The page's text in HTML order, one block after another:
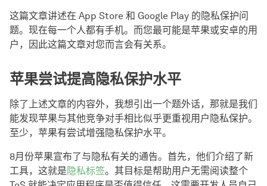
这篇文章讲述在 App Store 和 Google Play 的隐私保护问
题。现在每一个人都有手机。而您最可能是苹果或安卓的用
户，因此这篇文章对您而言会有关系。
苹果尝试提高隐私保护水平
除了上述文章的内容外，我想引出一个题外话，那就是我们
能发现苹果与其他竞争对手相比似乎更重视用户隐私保护。
至少，苹果有尝试增强隐私保护水平。
8月份苹果宣布了与隐私有关的通告。首先，他们介绍了新
工具，这就是隐私标签。其目标是帮助用户无需阅读整个